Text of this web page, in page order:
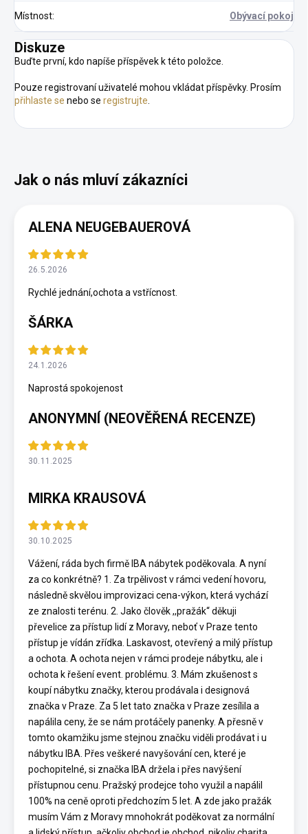
Místnost: Obývací pokoj
Diskuze
Buďte první, kdo napíše příspěvek k této položce.
Pouze registrovaní uživatelé mohou vkládat příspěvky. Prosím
přihlaste se nebo se registrujte
ALENA NEUGEBAUEROVÁ
26.5.2026
Rychlé jednání,ochota a vstřícnost.
ŠÁRKA
24.1.2026
Naprostá spokojenost
ANONYMNÍ (NEOVĚŘENÁ RECENZE)
30.11.2025
MIRKA KRAUSOVÁ
30.10.2025
Vážení, ráda bych firmě IBA nábytek poděkovala. A nyní
za co konkrétně? 1. Za trpělivost v rámci vedení hovoru,
následně skvělou improvizaci cena-výkon, která vychází
ze znalosti terénu. 2. Jako člověk ,,pražák“ děkuji
převelice za přístup lidí z Moravy, neboť v Praze tento
přístup je vídán zřídka. Laskavost, otevřený a milý přístup
a ochota. A ochota nejen v rámci prodeje nábytku, ale i
ochota k řešení event. problému. 3. Mám zkušenost s
koupí nábytku značky, kterou prodávala i designová
značka v Praze. Za 5 let tato značka v Praze zesílila a
napálila ceny, že se nám protáčely panenky. A přesně v
tomto okamžiku jsme stejnou značku viděli prodávat i u
nábytku IBA. Přes veškeré navyšování cen, které je
pochopitelné, si značka IBA držela i přes navýšení
přístupnou cenu. Pražský prodejce toho využil a napálil
100% na ceně oproti předchozím 5 let. A zde jako pražák
musím Vám z Moravy mnohokrát poděkovat za normální